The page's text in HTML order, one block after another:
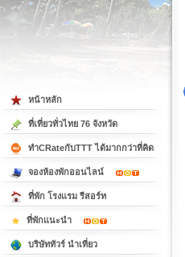
หน้าหลัก
ที่เที่ยวทั่วไทย 76 จังหวัด
ทำCRateกับTTT ได้มากกว่าที่คิด
จองห้องพักออนไลน์
ที่พัก โรงแรม รีสอร์ท
ที่พักแนะนำ
บริษัททัวร์ นำเที่ยว